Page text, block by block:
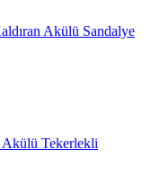
Akülü Sandalye
Tekerlekli